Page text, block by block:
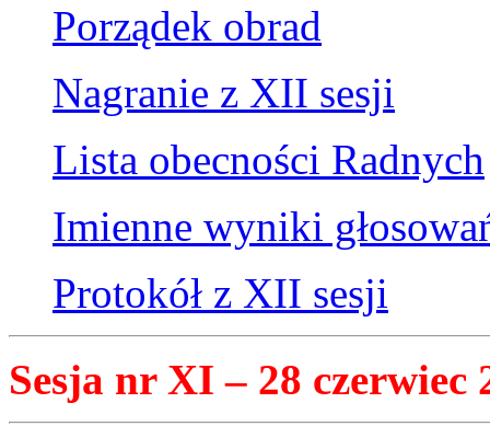
Porządek obrad
Nagranie z XII sesji
Lista obecności Radnych
Imienne wyniki
Protokół z XII sesji
Sesja nr XI – 28 czerwiec